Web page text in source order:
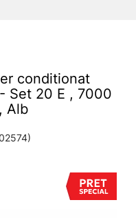
conditionat
Set 20 E , 7000
Alb